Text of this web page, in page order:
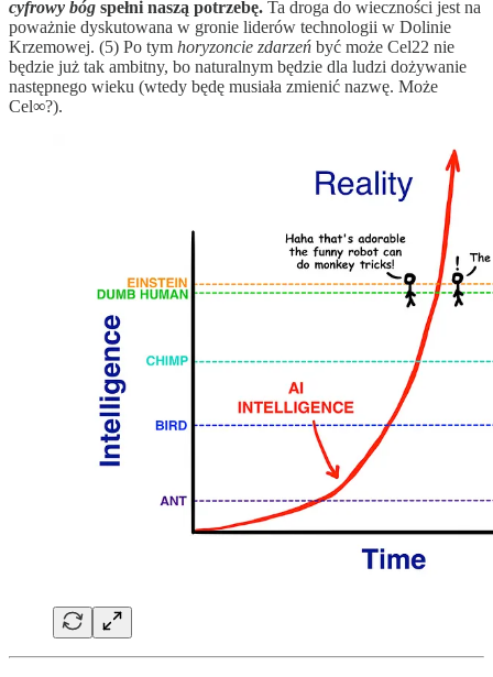
cyfrowy bóg spełni naszą potrzebę. Ta droga do wieczności jest na
poważnie dyskutowana w gronie liderów technologii w Dolinie
Krzemowej. (5) Po tym horyzoncie zdarzeń być może Cel22 nie
będzie już tak ambitny, bo naturalnym będzie dla ludzi dożywanie
następnego wieku (wtedy będę musiała zmienić nazwę. Może
Cel∞?).